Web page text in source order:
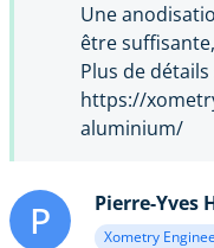
Une
être
Plus de
https://
aluminium/
P Pierre-Yves
Xometry